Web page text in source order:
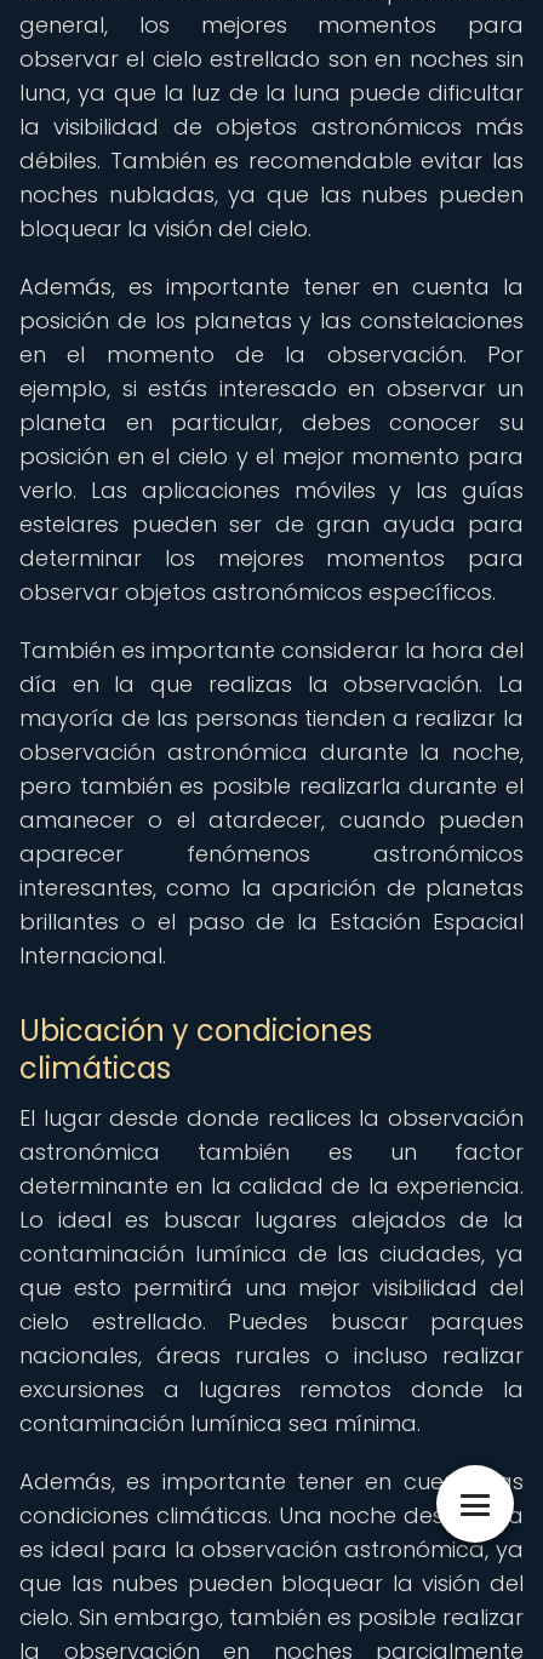
general, los mejores momentos para
observar el cielo estrellado son en noches sin
luna, ya que la luz de la luna puede dificultar
la visibilidad de objetos astronómicos más
débiles. También es recomendable evitar las
noches nubladas, ya que las nubes pueden
bloquear la visión del cielo.
Además, es importante tener en cuenta la
posición de los planetas y las constelaciones
en el momento de la observación. Por
ejemplo, si estás interesado en observar un
planeta en particular, debes conocer su
posición en el cielo y el mejor momento para
verlo. Las aplicaciones móviles y las guías
estelares pueden ser de gran ayuda para
determinar los mejores momentos para
observar objetos astronómicos específicos.
También es importante considerar la hora del
día en la que realizas la observación. La
mayoría de las personas tienden a realizar la
observación astronómica durante la noche,
pero también es posible realizarla durante el
amanecer o el atardecer, cuando pueden
aparecer fenómenos astronómicos
interesantes, como la aparición de planetas
brillantes o el paso de la Estación Espacial
Internacional.
Ubicación y condiciones
climáticas
El lugar desde donde realices la observación
astronómica también es un factor
determinante en la calidad de la experiencia.
Lo ideal es buscar lugares alejados de la
contaminación lumínica de las ciudades, ya
que esto permitirá una mejor visibilidad del
cielo estrellado. Puedes buscar parques
nacionales, áreas rurales o incluso realizar
excursiones a lugares remotos donde la
contaminación lumínica sea mínima.
Además, es importante tener en cuenta las
condiciones climáticas. Una noche despejada
es ideal para la observación astronómica, ya
que las nubes pueden bloquear la visión del
cielo. Sin embargo, también es posible realizar
la observación en noches parcialmente